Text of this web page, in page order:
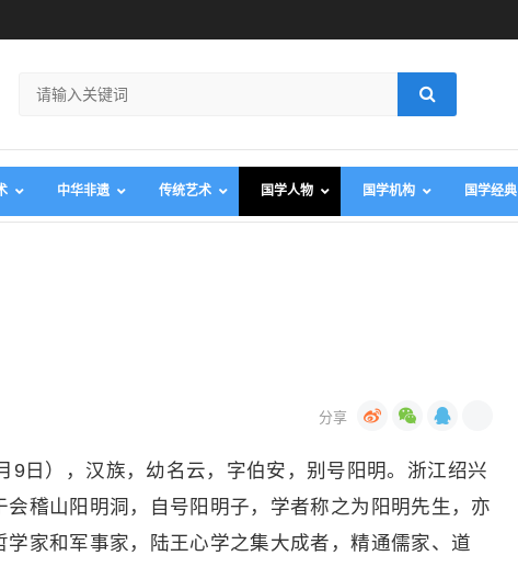
中华非遗 传统艺术 国学人物 国学机构 国学经典
日），汉族，幼名云，字伯安，别号阳明。浙江绍兴
稽山阳明洞，自号阳明子，学者称之为阳明先生，亦
家和军事家，陆王心学之集大成者，精通儒家、道